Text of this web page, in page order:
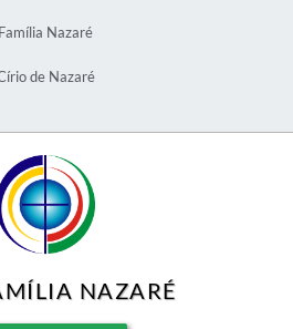
Família Nazaré
de Nazaré
NAZARÉ